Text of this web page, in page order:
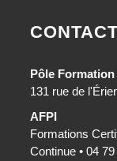
Pôle
131 rue de
AFPI
Formations
Continue • 04